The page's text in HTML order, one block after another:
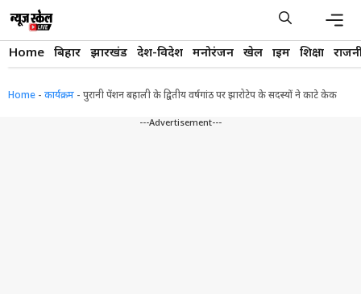
content
Home बिहार झारखंड देश-विदेश मनोरंजन खेल क्राइम शिक्षा
Home - कार्यक्रम - पुरानी पेंशन बहाली के द्वितीय वर्षगांठ पर झारोटेप के सदस्यों ने काटे केक
---Advertisement---